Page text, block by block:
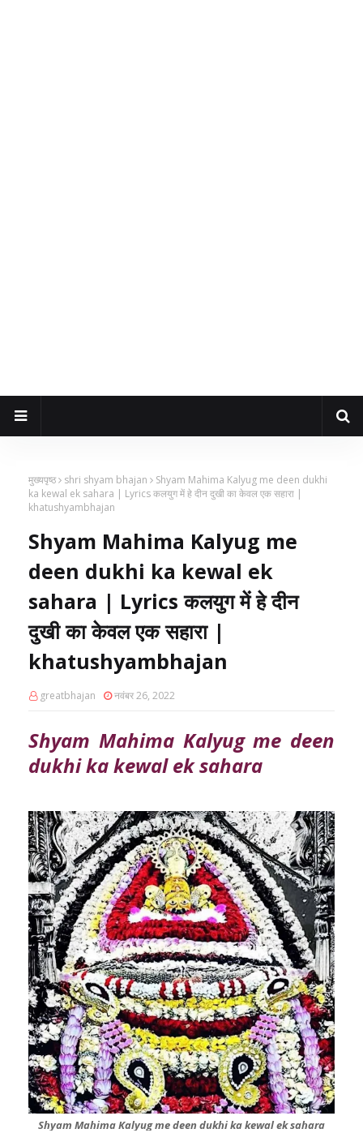
मुख्यपृष्ठ shri shyam bhajan
Shyam Mahima Kalyug me deen dukhi
ka kewal ek sahara | Lyrics कलयुग में हे दीन दुखी का केवल एक सहारा |
khatushyambhajan
Shyam Mahima Kalyug me
deen dukhi ka kewal ek
sahara | Lyrics कलयुग में हे दीन
दुखी का केवल एक सहारा |
khatushyambhajan
greatbhajan नवंबर 26, 2022
Shyam Mahima Kalyug me deen
dukhi ka kewal ek sahara
Shyam Mahima Kalyug me deen dukhi ka kewal ek sahara